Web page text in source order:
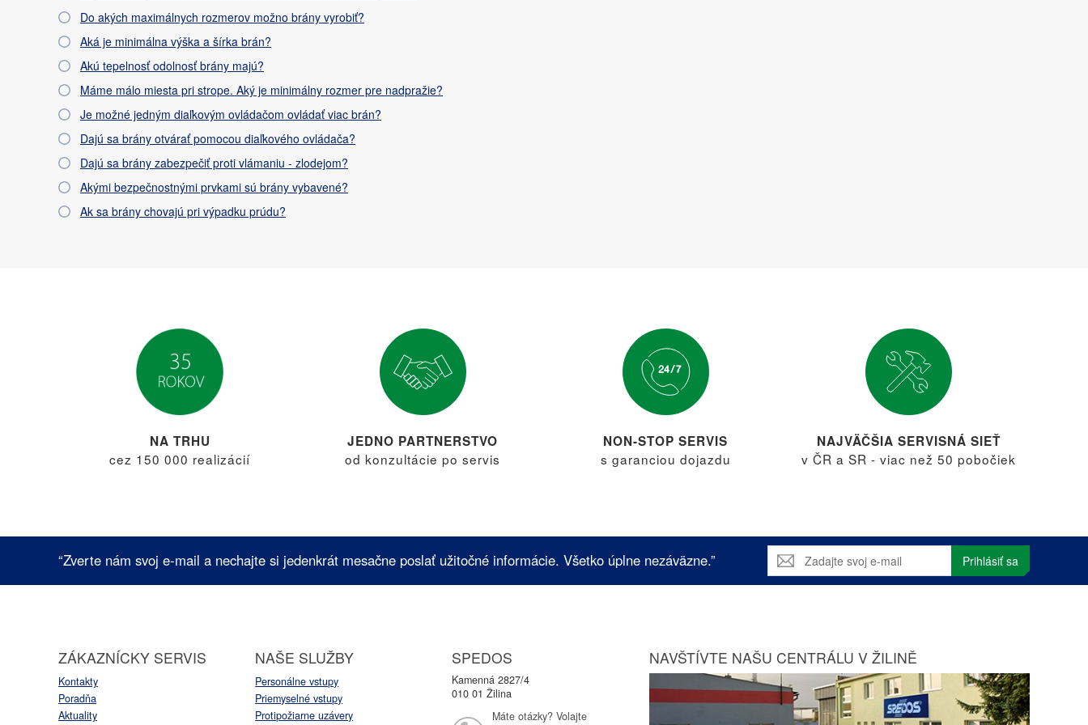
Do akých maximálnych rozmerov možno brány vyrobiť?
Aká je minimálna výška a šírka brán?
Akú tepelnosť odolnosť brány majú?
Máme málo miesta pri strope. Aký je minimálny rozmer pre nadpražie?
Je možné jedným diaľkovým ovládačom ovládať viac brán?
Dajú sa brány otvárať pomocou diaľkového ovládača?
Dajú sa brány zabezpečiť proti vlámaniu - zlodejom?
Akými bezpečnostnými prvkami sú brány vybavené?
Ak sa brány chovajú pri výpadku prúdu?
NA TRHU
cez 150 000 realizácií
JEDNO PARTNERSTVO
od konzultácie po servis
NON-STOP SERVIS
s garanciou dojazdu
NAJVÄČŠIA SERVISNÁ SIEŤ
v ČR a SR - viac než 50 pobočiek
“Zverte nám svoj e-mail a nechajte si jedenkrát mesačne poslať užitočné informácie. Všetko úplne nezáväzne.” Prihlásiť sa
ZÁKAZNÍCKY SERVIS
Kontakty
Poradňa
Aktuality
NAŠE SLUŽBY
Personálne vstupy
Priemyselné vstupy
Protipožiarne uzávery
SPEDOS
Kamenná 2827/4
010 01 Žilina
Máte otázky? Volajte
NAVŠTÍVTE NAŠU CENTRÁLU V ŽILINĚ